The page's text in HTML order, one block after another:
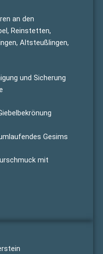
an den
Reinstetten,
Altsteußlingen,
und Sicherung
Gesims
mit